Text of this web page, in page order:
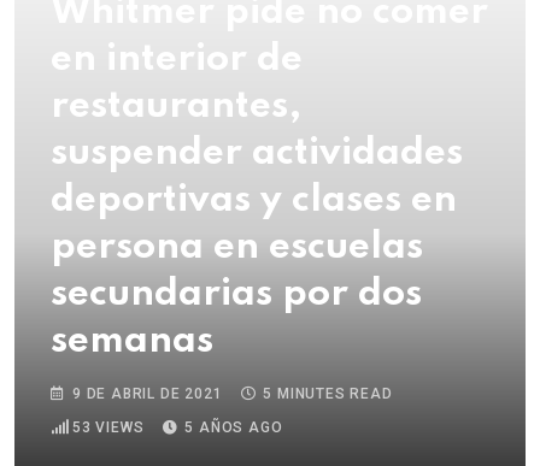
en interior de
restaurantes,
suspender actividades
deportivas y clases en
persona en escuelas
secundarias por dos
semanas
9 DE ABRIL DE 2021
5 MINUTES READ
53 VIEWS 5 AÑOS AGO